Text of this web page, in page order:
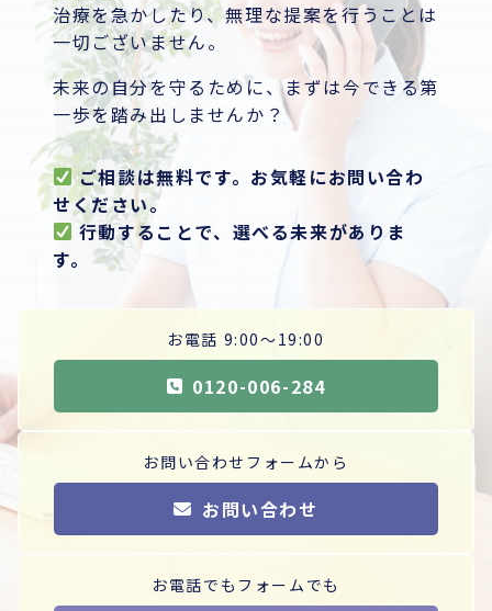
治療を急かしたり、無理な提案を行うことは
一切ございません。
未来の自分を守るために、まずは今できる第
一歩を踏み出しませんか？
ご相談は無料です。お気軽にお問い合わ
せください。
行動することで、選べる未来がありま
す。
お電話 9:00〜19:00
0120-006-284
お問い合わせフォームから
お問い合わせ
お電話でもフォームでも